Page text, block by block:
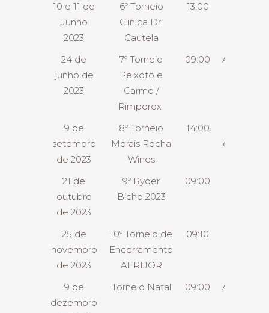
10 e 11 de
Junho
2023
6º Torneio
Clinica Dr.
Cautela
13:00
24 de
junho de
2023
7º Torneio
Peixoto e
Carmo /
Rimporex
09:00 Almoço
9 de
setembro
de 2023
8º Torneio
Morais Rocha
Wines
14:00
e Festa
21 de
outubro
de 2023
9º Ryder
Bicho 2023
09:00
25 de
novembro
de 2023
10º Torneio de
Encerramento
AFRIJOR
09:10
9 de
dezembro
Torneio Natal 09:00 Almoço